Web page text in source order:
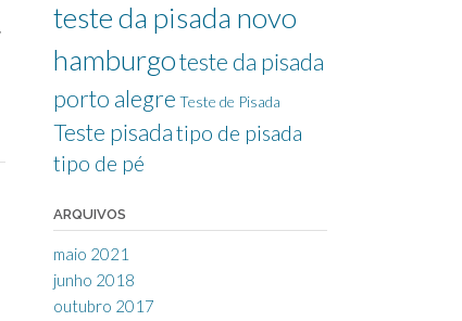
teste da pisada novo
hamburgoteste da pisada
porto alegre Teste de Pisada
Teste pisadatipo de pisada
tipo de pé
ARQUIVOS
maio 2021
junho 2018
outubro 2017